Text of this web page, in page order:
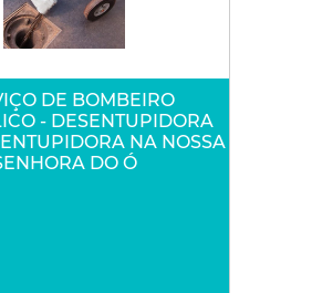
DE BOMBEIRO
- DESENTUPIDORA
NA NOSSA
DO Ó